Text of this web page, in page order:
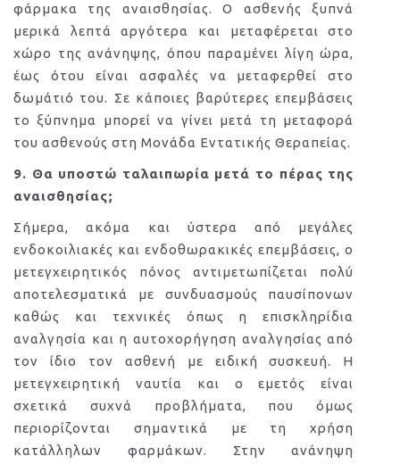
φάρμακα της αναισθησίας. Ο ασθενής ξυπνά
μερικά λεπτά αργότερα και μεταφέρεται στο
χώρο της ανάνηψης, όπου παραμένει λίγη ώρα,
έως ότου είναι ασφαλές να μεταφερθεί στο
δωμάτιό του. Σε κάποιες βαρύτερες επεμβάσεις
το ξύπνημα μπορεί να γίνει μετά τη μεταφορά
του ασθενούς στη Μονάδα Εντατικής Θεραπείας.
9. Θα υποστώ ταλαιπωρία μετά το πέρας της
αναισθησίας;
Σήμερα, ακόμα και ύστερα από μεγάλες
ενδοκοιλιακές και ενδοθωρακικές επεμβάσεις, ο
μετεγχειρητικός πόνος αντιμετωπίζεται πολύ
αποτελεσματικά με συνδυασμούς παυσίπονων
καθώς και τεχνικές όπως η επισκληρίδια
αναλγησία και η αυτοχορήγηση αναλγησίας από
τον ίδιο τον ασθενή με ειδική συσκευή. Η
μετεγχειρητική ναυτία και ο εμετός είναι
σχετικά συχνά προβλήματα, που όμως
περιορίζονται σημαντικά με τη χρήση
κατάλληλων φαρμάκων. Στην ανάνηψη